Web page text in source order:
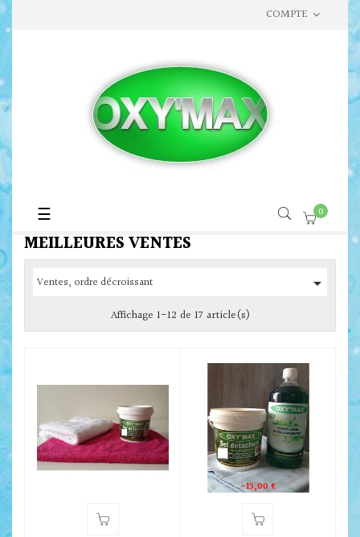
COMPTE
Basculer
la
navigation
☰ 0
MEILLEURES VENTES
Ventes, ordre décroissant 
Affichage 1-12 de 17 article(s)
-15,00 €